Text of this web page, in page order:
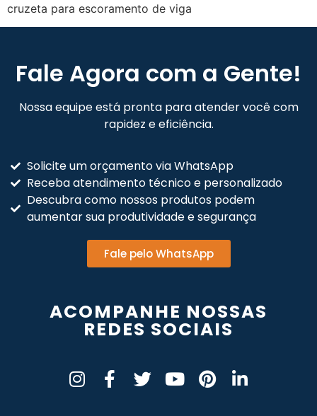
cruzeta para escoramento de viga
Fale Agora com a Gente!
Nossa equipe está pronta para atender você com
rapidez e eficiência.
Solicite um orçamento via WhatsApp
Receba atendimento técnico e personalizado
Descubra como nossos produtos podem
aumentar sua produtividade e segurança
Fale pelo WhatsApp
ACOMPANHE NOSSAS
REDES SOCIAIS